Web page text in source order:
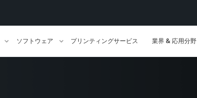
ソフトウェア プリンティングサービス 業界 & 応用分野